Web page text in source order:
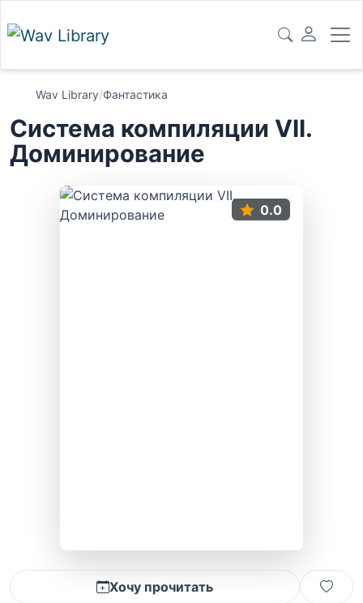
Wav Library/Фантастика
Система компиляции VII.
Доминирование
0.0
Хочу прочитать